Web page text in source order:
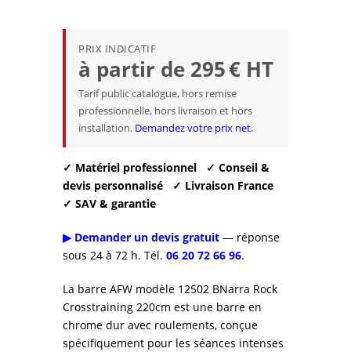
PRIX INDICATIF
à partir de 295 € HT
Tarif public catalogue, hors remise
professionnelle, hors livraison et hors
installation. Demandez votre prix net.
✓ Matériel professionnel
✓ Conseil &
devis personnalisé
✓ Livraison France
✓ SAV & garantie
▶ Demander un devis gratuit — réponse
sous 24 à 72 h. Tél. 06 20 72 66 96.
La barre AFW modèle 12502 BNarra Rock
Crosstraining 220cm est une barre en
chrome dur avec roulements, conçue
spécifiquement pour les séances intenses